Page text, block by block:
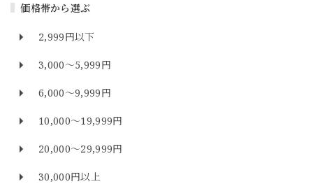
価格帯から選ぶ
2,999円以下
3,000～5,999円
6,000～9,999円
10,000～19,999円
20,000～29,999円
30,000円以上